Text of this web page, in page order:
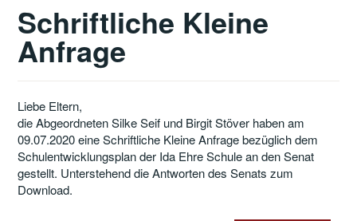
Schriftliche Kleine
Anfrage
Liebe Eltern,
die Abgeordneten Silke Seif und Birgit Stöver haben am
09.07.2020 eine Schriftliche Kleine Anfrage bezüglich dem
Schulentwicklungsplan der Ida Ehre Schule an den Senat
gestellt. Unterstehend die Antworten des Senats zum
Download.